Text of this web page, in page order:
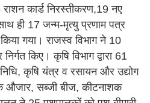
कार्ड निरस्तीकरण,19 नए
ही 17 जन्म-मृत्यु प्रणाम पत्र
गया। राजस्व विभाग ने 10
किए। कृषि विभाग द्वारा 61
कृषि यंत्र व रसायन और उद्योग
औजार, सब्जी बीज, कीटनाशक